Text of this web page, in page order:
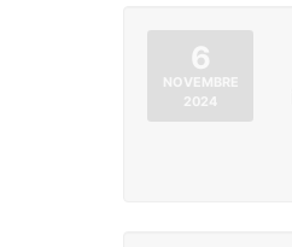
6
NOVEMBRE
2024